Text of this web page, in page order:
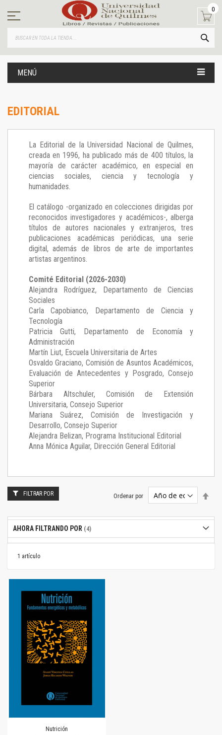
contenido
0
MENÚ
EDITORIAL
La Editorial de la Universidad Nacional de Quilmes,
creada en 1996, ha publicado más de 400 títulos, la
mayoría de carácter académico, en especial en
ciencias sociales, ciencia y tecnología y
humanidades.
El catálogo -organizado en colecciones dirigidas por
reconocidos investigadores y académicos-, alberga
títulos de autores nacionales y extranjeros, tres
publicaciones académicas periódicas, una serie
digital, además de libros de arte de importantes
artistas argentinos.
Comité Editorial (2026-2030)
Alejandra Rodríguez, Departamento de Ciencias
Sociales
Carla Capobianco, Departamento de Ciencia y
Tecnología
Patricia Gutti, Departamento de Economía y
Administración
Martín Liut, Escuela Universitaria de Artes
Osvaldo Graciano, Comisión de Asuntos Académicos,
Evaluación de Antecedentes y Posgrado, Consejo
Superior
Bárbara Altschuler, Comisión de Extensión
Universitaria, Consejo Superior
Mariana Suárez, Comisión de Investigación y
Desarrollo, Consejo Superior
Alejandra Belizan, Programa Institucional Editorial
Anna Mónica Aguilar, Dirección General Editorial
1 artículo
Ordenar por
Nutrición
FILTRAR POR
AHORA FILTRANDO POR